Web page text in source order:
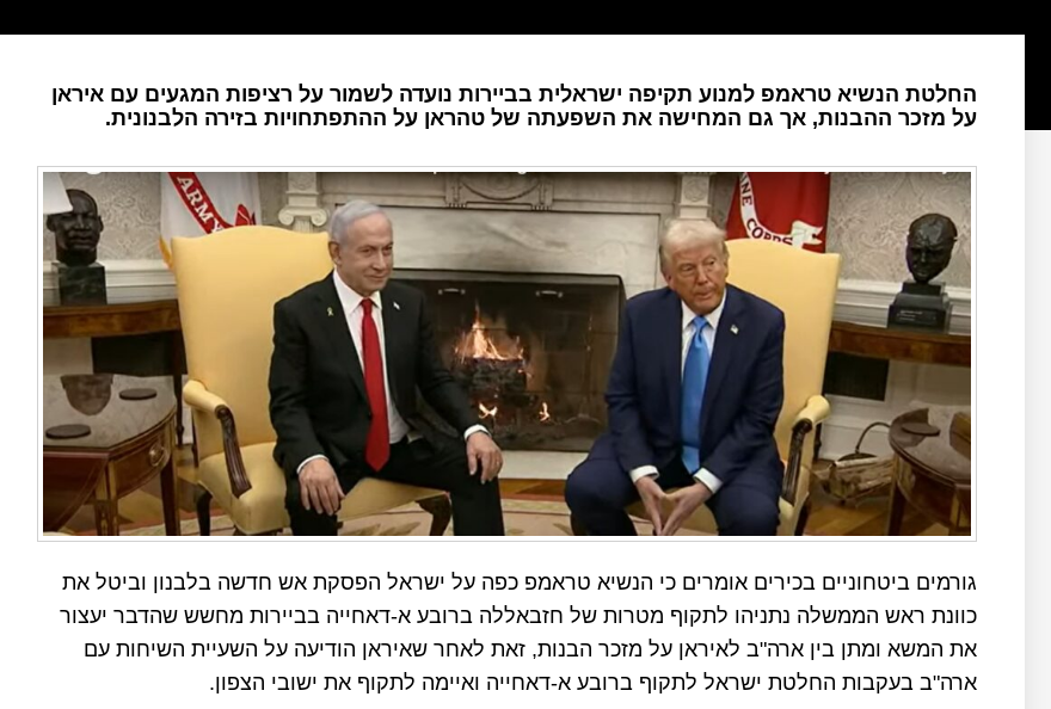
החלטת הנשיא טראמפ למנוע תקיפה ישראלית בביירות נועדה לשמור על רציפות המגעים עם איראן
על מזכר ההבנות, אך גם המחישה את השפעתה של טהראן על ההתפתחויות בזירה הלבנונית.
גורמים ביטחוניים בכירים אומרים כי הנשיא טראמפ כפה על ישראל הפסקת אש חדשה בלבנון וביטל את
כוונת ראש הממשלה נתניהו לתקוף מטרות של חזבאללה ברובע א-דאחייה בביירות מחשש שהדבר יעצור
את המשא ומתן בין ארה"ב לאיראן על מזכר הבנות, זאת לאחר שאיראן הודיעה על השעיית השיחות עם
ארה"ב בעקבות החלטת ישראל לתקוף ברובע א-דאחייה ואיימה לתקוף את ישובי הצפון.